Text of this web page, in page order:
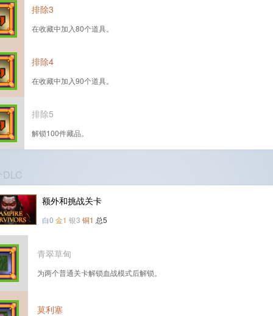
排除3
在收藏中加入80个道具。
排除4
在收藏中加入90个道具。
排除5
解锁100件藏品。
额外和挑战关卡
白0 金1 银3 铜1 总5
青翠草甸
为两个普通关卡解锁血战模式后解锁。
莫利塞